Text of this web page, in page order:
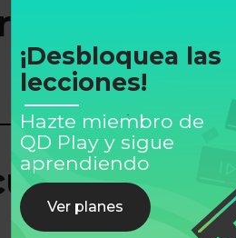
¡Desbloquea las
lecciones!
Hazte miembro de
QD Play y sigue
aprendiendo
Ver planes